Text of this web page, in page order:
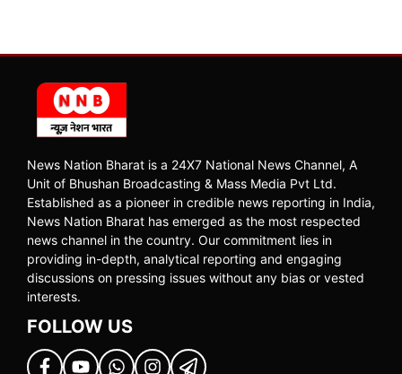
News Nation Bharat is a 24X7 National News Channel, A
Unit of Bhushan Broadcasting & Mass Media Pvt Ltd.
Established as a pioneer in credible news reporting in India,
News Nation Bharat has emerged as the most respected
news channel in the country. Our commitment lies in
providing in-depth, analytical reporting and engaging
discussions on pressing issues without any bias or vested
interests.
FOLLOW US